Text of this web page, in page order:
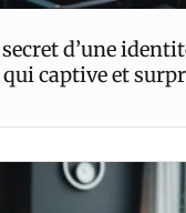
d’une
captive et